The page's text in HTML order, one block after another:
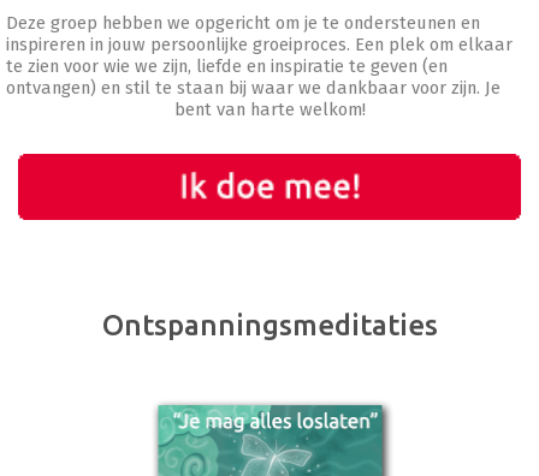
Deze groep hebben we opgericht om je te ondersteunen en
inspireren in jouw persoonlijke groeiproces. Een plek om elkaar
te zien voor wie we zijn, liefde en inspiratie te geven (en
ontvangen) en stil te staan bij waar we dankbaar voor zijn. Je
bent van harte welkom!
Ontspanningsmeditaties